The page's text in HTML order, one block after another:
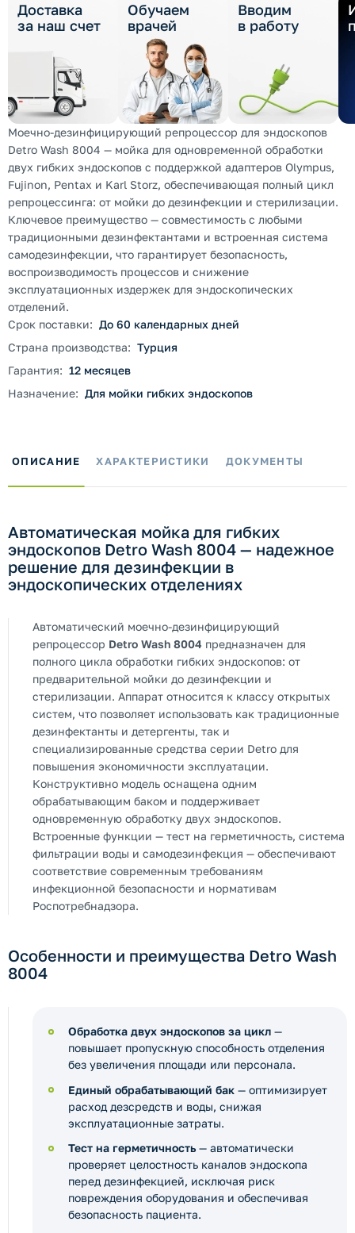
Доставка
за наш счет
Обучаем
врачей
Вводим
в работу
Моечно-дезинфицирующий репроцессор для эндоскопов
Detro Wash 8004 — мойка для одновременной обработки
двух гибких эндоскопов с поддержкой адаптеров Olympus,
Fujinon, Pentax и Karl Storz, обеспечивающая полный цикл
репроцессинга: от мойки до дезинфекции и стерилизации.
Ключевое преимущество — совместимость с любыми
традиционными дезинфектантами и встроенная система
самодезинфекции, что гарантирует безопасность,
воспроизводимость процессов и снижение
эксплуатационных издержек для эндоскопических
отделений.
Срок поставки: До 60 календарных дней
Страна производства: Турция
Гарантия: 12 месяцев
Назначение: Для мойки гибких эндоскопов
ОПИСАНИЕ ХАРАКТЕРИСТИКИ ДОКУМЕНТЫ
Автоматическая мойка для гибких
эндоскопов Detro Wash 8004 — надежное
решение для дезинфекции в
эндоскопических отделениях
Автоматический моечно-дезинфицирующий
репроцессор Detro Wash 8004 предназначен для
полного цикла обработки гибких эндоскопов: от
предварительной мойки до дезинфекции и
стерилизации. Аппарат относится к классу открытых
систем, что позволяет использовать как традиционные
дезинфектанты и детергенты, так и
специализированные средства серии Detro для
повышения экономичности эксплуатации.
Конструктивно модель оснащена одним
обрабатывающим баком и поддерживает
одновременную обработку двух эндоскопов.
Встроенные функции — тест на герметичность, система
фильтрации воды и самодезинфекция — обеспечивают
соответствие современным требованиям
инфекционной безопасности и нормативам
Роспотребнадзора.
Особенности и преимущества Detro Wash
8004
Обработка двух эндоскопов за цикл —
повышает пропускную способность отделения
без увеличения площади или персонала.
Единый обрабатывающий бак — оптимизирует
расход дезсредств и воды, снижая
эксплуатационные затраты.
Тест на герметичность— автоматически
проверяет целостность каналов эндоскопа
перед дезинфекцией, исключая риск
повреждения оборудования и обеспечивая
безопасность пациента.